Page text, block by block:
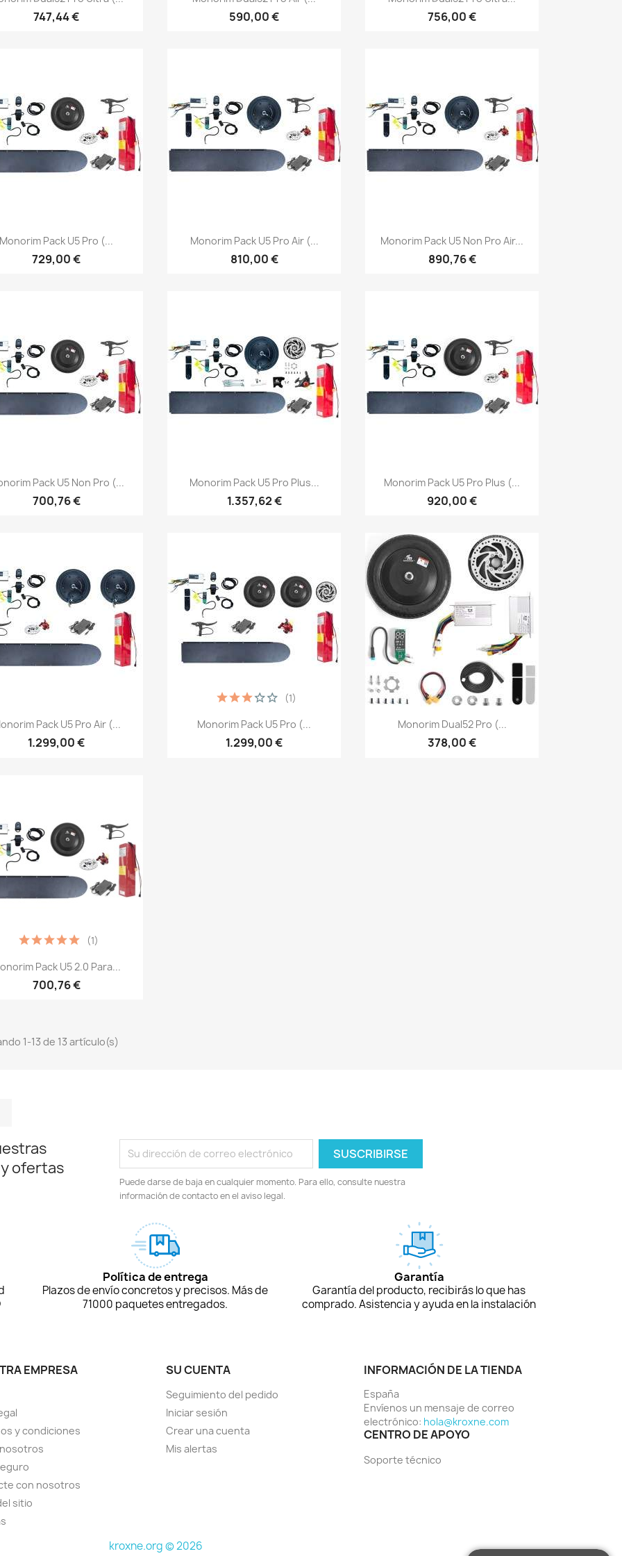
747,44 € 590,00 € 756,00 €
Vista rápida
Monorim Pack U5 Pro (...
729,00 €
Vista rápida
Monorim Pack U5 Pro Air (...
810,00 €
Vista rápida
Monorim Pack U5 Non Pro Air...
890,76 €
Vista rápida
Pack U5 Non Pro (...
700,76 €
Vista rápida
Monorim Pack U5 Pro Plus...
1.357,62 €
Vista rápida
Monorim Pack U5 Pro Plus (...
920,00 €
Vista rápida
Pack U5 Pro Air (...
1.299,00 €
Vista rápida
Monorim Pack U5 Pro (...
1.299,00 €
(1)
Vista rápida
Monorim Dual52 Pro (...
378,00 €
Vista rápida
Pack U5 2.0 Para...
700,76 €
(1)
1-13 de 13 artículo(s)
ofertas
Puede darse de baja en cualquier momento. Para ello, consulte nuestra
información de contacto en el aviso legal.
Política de entrega
Plazos de envío concretos y precisos. Más de
71000 paquetes entregados.
Garantía
Garantía del producto, recibirás lo que has
comprado. Asistencia y ayuda en la instalación
EMPRESA
y condiciones
con nosotros
sitio
SU CUENTA
Seguimiento del pedido
Iniciar sesión
Crear una cuenta
Mis alertas
INFORMACIÓN DE LA TIENDA
España
Envíenos un mensaje de correo
electrónico: hola@kroxne.com
CENTRO DE APOYO
Soporte técnico
kroxne.org © 2026